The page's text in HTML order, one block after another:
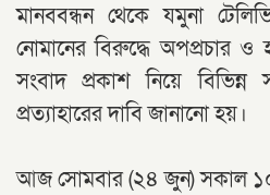
মানববন্ধন থেকে যমুনা
নোমানের বিরুদ্ধে অপপ্রচার ও
সংবাদ প্রকাশ নিয়ে বিভিন্ন
প্রত্যাহারের দাবি জানানো হয়।
আজ সোমবার (২৪ জুন) সকাল ১০